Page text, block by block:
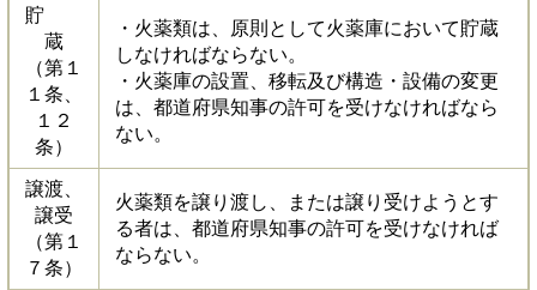
貯
蔵
（第１
１条、
１２
条）
・火薬類は、原則として火薬庫において貯蔵
しなければならない。
・火薬庫の設置、移転及び構造・設備の変更
は、都道府県知事の許可を受けなければなら
ない。
譲渡、
譲受
（第１
７条）
火薬類を譲り渡し、または譲り受けようとす
る者は、都道府県知事の許可を受けなければ
ならない。